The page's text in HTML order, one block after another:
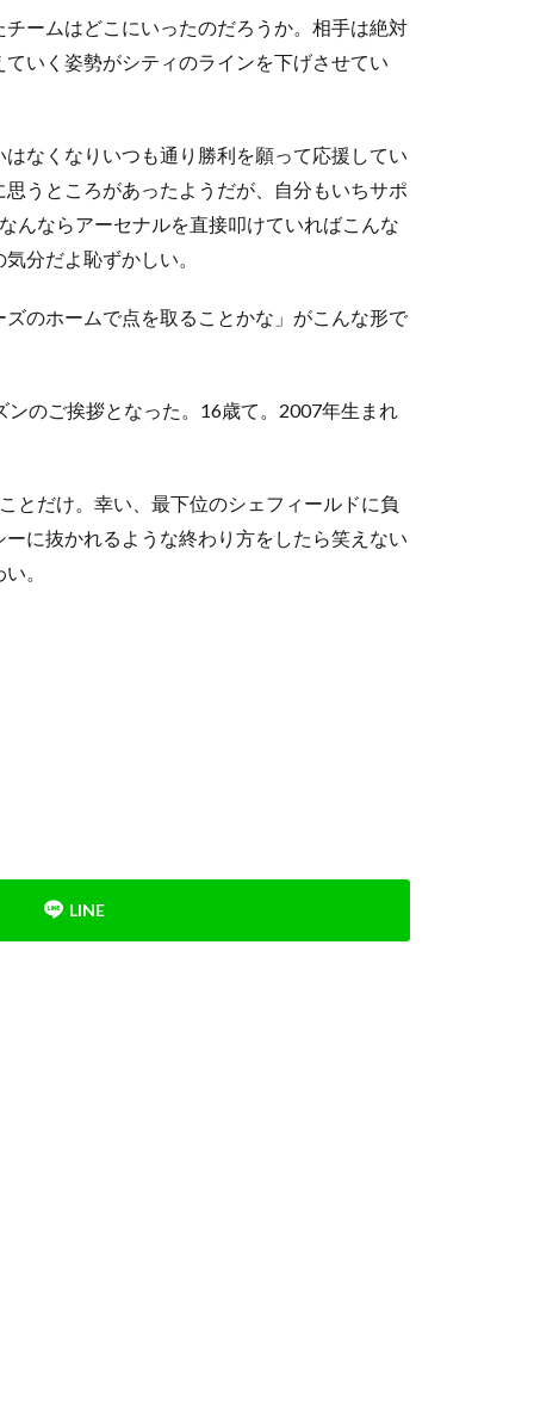
ームはどこにいったのだろうか。相手は絶対
いく姿勢がシティのラインを下げさせてい
なくなりいつも通り勝利を願って応援してい
うところがあったようだが、自分もいちサポ
んならアーセナルを直接叩けていればこんな
分だよ恥ずかしい。
のホームで点を取ることかな」がこんな形で
のご挨拶となった。16歳て。2007年生まれ
とだけ。幸い、最下位のシェフィールドに負
に抜かれるような終わり方をしたら笑えない
。